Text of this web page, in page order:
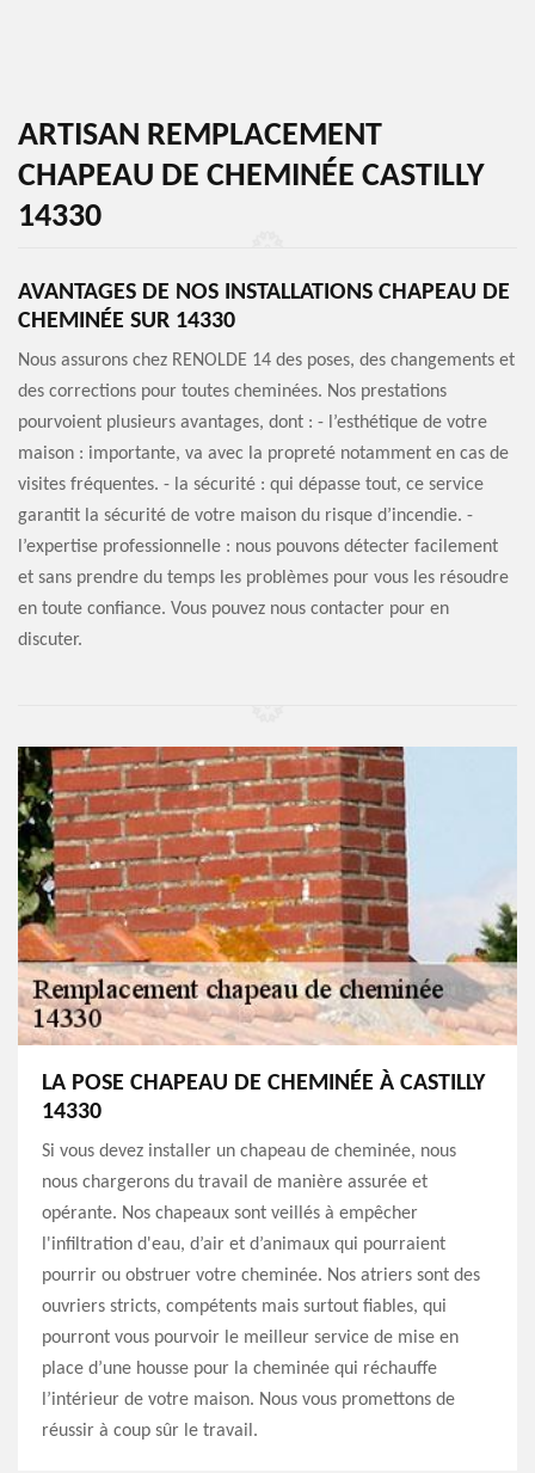
ARTISAN REMPLACEMENT
CHAPEAU DE CHEMINÉE CASTILLY
14330
AVANTAGES DE NOS INSTALLATIONS CHAPEAU DE
CHEMINÉE SUR 14330
Nous assurons chez RENOLDE 14 des poses, des changements et
des corrections pour toutes cheminées. Nos prestations
pourvoient plusieurs avantages, dont : - l’esthétique de votre
maison : importante, va avec la propreté notamment en cas de
visites fréquentes. - la sécurité : qui dépasse tout, ce service
garantit la sécurité de votre maison du risque d’incendie. -
l’expertise professionnelle : nous pouvons détecter facilement
et sans prendre du temps les problèmes pour vous les résoudre
en toute confiance. Vous pouvez nous contacter pour en
discuter.
LA POSE CHAPEAU DE CHEMINÉE À CASTILLY
14330
Si vous devez installer un chapeau de cheminée, nous
nous chargerons du travail de manière assurée et
opérante. Nos chapeaux sont veillés à empêcher
l'infiltration d'eau, d’air et d’animaux qui pourraient
pourrir ou obstruer votre cheminée. Nos atriers sont des
ouvriers stricts, compétents mais surtout fiables, qui
pourront vous pourvoir le meilleur service de mise en
place d’une housse pour la cheminée qui réchauffe
l’intérieur de votre maison. Nous vous promettons de
réussir à coup sûr le travail.